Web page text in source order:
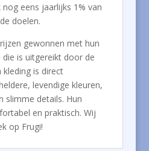
eens jaarlijks 1% van
doelen.
gewonnen met hun
is uitgereikt door de
kleding is direct
levendige kleuren,
slimme details. Hun
en praktisch. Wij
op Frugi!